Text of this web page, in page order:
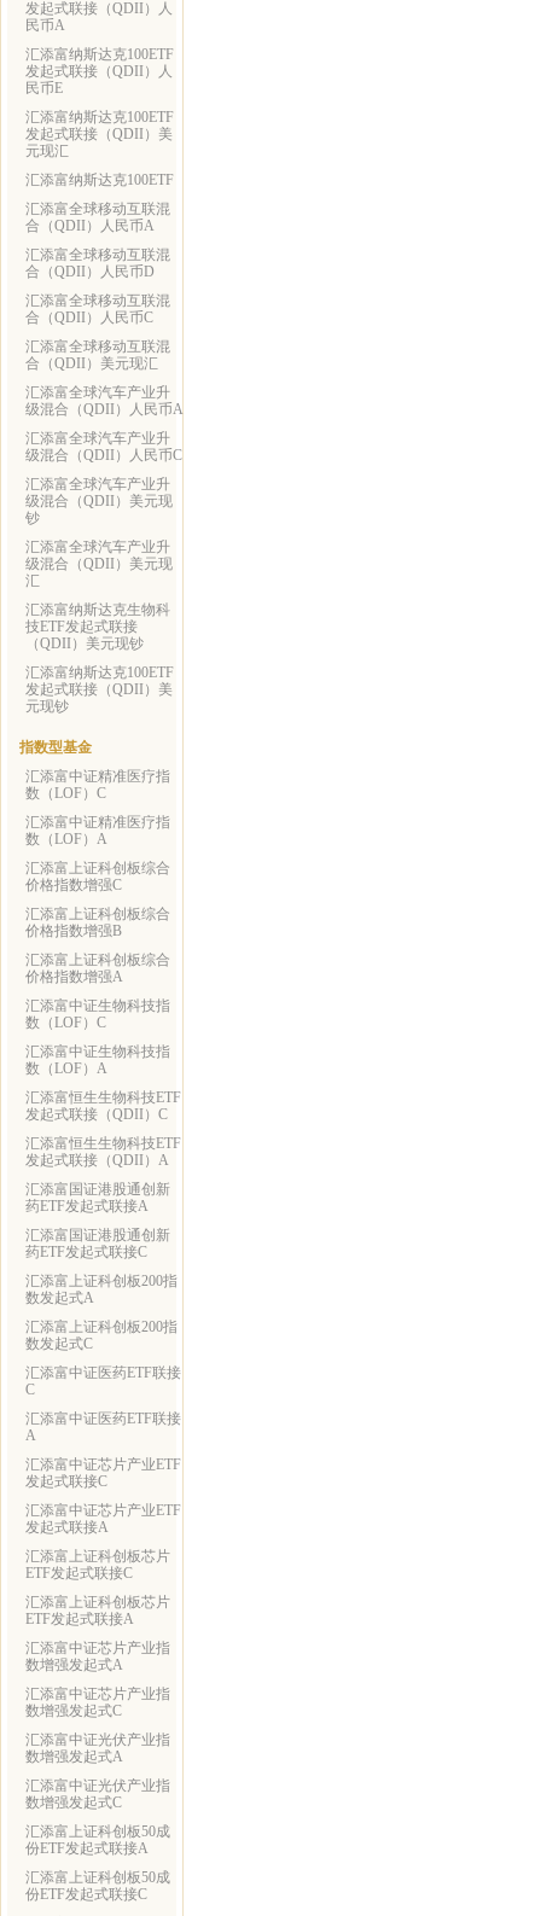
发起式联接（QDII）人
民币A
汇添富纳斯达克100ETF
发起式联接（QDII）人
民币E
汇添富纳斯达克100ETF
发起式联接（QDII）美
元现汇
汇添富纳斯达克100ETF
汇添富全球移动互联混
合（QDII）人民币A
汇添富全球移动互联混
合（QDII）人民币D
汇添富全球移动互联混
合（QDII）人民币C
汇添富全球移动互联混
合（QDII）美元现汇
汇添富全球汽车产业升
级混合（QDII）人民币A
汇添富全球汽车产业升
级混合（QDII）人民币C
汇添富全球汽车产业升
级混合（QDII）美元现
钞
汇添富全球汽车产业升
级混合（QDII）美元现
汇
汇添富纳斯达克生物科
技ETF发起式联接
（QDII）美元现钞
汇添富纳斯达克100ETF
发起式联接（QDII）美
元现钞
指数型基金
汇添富中证精准医疗指
数（LOF）C
汇添富中证精准医疗指
数（LOF）A
汇添富上证科创板综合
价格指数增强C
汇添富上证科创板综合
价格指数增强B
汇添富上证科创板综合
价格指数增强A
汇添富中证生物科技指
数（LOF）C
汇添富中证生物科技指
数（LOF）A
汇添富恒生生物科技ETF
发起式联接（QDII）C
汇添富恒生生物科技ETF
发起式联接（QDII）A
汇添富国证港股通创新
药ETF发起式联接A
汇添富国证港股通创新
药ETF发起式联接C
汇添富上证科创板200指
数发起式A
汇添富上证科创板200指
数发起式C
汇添富中证医药ETF联接
C
汇添富中证医药ETF联接
A
汇添富中证芯片产业ETF
发起式联接C
汇添富中证芯片产业ETF
发起式联接A
汇添富上证科创板芯片
ETF发起式联接C
汇添富上证科创板芯片
ETF发起式联接A
汇添富中证芯片产业指
数增强发起式A
汇添富中证芯片产业指
数增强发起式C
汇添富中证光伏产业指
数增强发起式A
汇添富中证光伏产业指
数增强发起式C
汇添富上证科创板50成
份ETF发起式联接A
汇添富上证科创板50成
份ETF发起式联接C